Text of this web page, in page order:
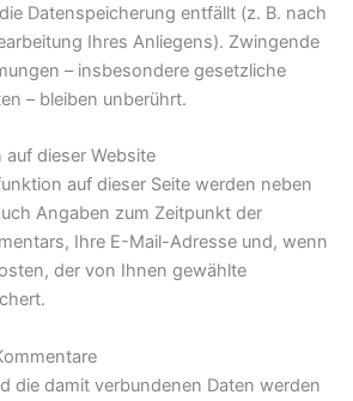
Datenspeicherung entfällt (z. B. nach
Ihres Anliegens). Zwingende
– insbesondere gesetzliche
– bleiben unberührt.
dieser Website
auf dieser Seite werden neben
Angaben zum Zeitpunkt der
Ihre E-Mail-Adresse und, wenn
der von Ihnen gewählte
die damit verbundenen Daten werden